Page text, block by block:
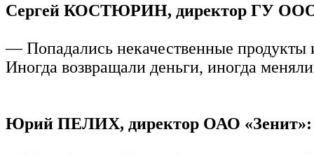
Сергей КОСТЮРИН, директор ГУ
— Попадались некачественные продукты
Иногда возвращали деньги, иногда
Юрий ПЕЛИХ, директор ОАО «Зенит»: